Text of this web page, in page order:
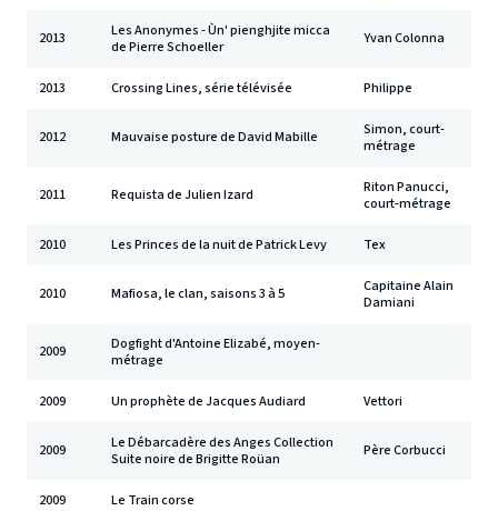
2013
Les Anonymes - Ùn' pienghjite micca
de Pierre Schoeller
Yvan Colonna
2013 Crossing Lines, série télévisée Philippe
2012 Mauvaise posture de David Mabille
Simon, court-
métrage
2011 Requista de Julien Izard
Riton Panucci,
court-métrage
2010 Les Princes de la nuit de Patrick Levy Tex
2010 Mafiosa, le clan, saisons 3 à 5
Capitaine Alain
Damiani
2009
Dogfight d'Antoine Elizabé, moyen-
métrage
2009 Un prophète de Jacques Audiard Vettori
2009
Le Débarcadère des Anges Collection
Suite noire de Brigitte Roüan
Père Corbucci
2009 Le Train corse